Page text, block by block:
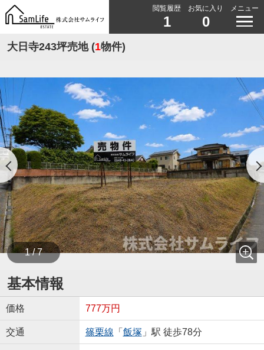
閲覧履歴
1
お気に入り
0
メニュー
大日寺243坪売地 (1物件)
1 / 7
基本情報
価格 777万円
交通 篠栗線 「 飯塚 」駅 徒歩78分